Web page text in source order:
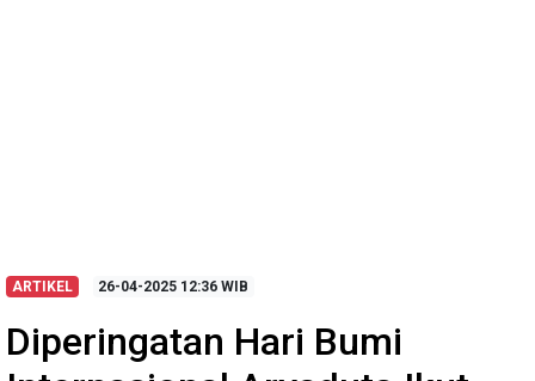
ARTIKEL 26-04-2025 12:36 WIB
Diperingatan Hari Bumi